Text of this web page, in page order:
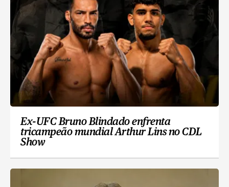
Ex-UFC Bruno Blindado enfrenta
tricampeão mundial Arthur Lins no CDL
Show